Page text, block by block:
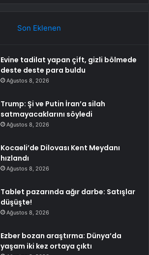
Son Eklenen
Evine tadilat yapan çift, gizli bölmede
deste deste para buldu
Ağustos 8, 2026
Trump: Şi ve Putin İran’a silah
satmayacaklarını söyledi
Ağustos 8, 2026
Kocaeli’de Dilovası Kent Meydanı
hızlandı
Ağustos 8, 2026
Tablet pazarında ağır darbe: Satışlar
düşüşte!
Ağustos 8, 2026
Ezber bozan araştırma: Dünya’da
yaşam iki kez ortaya çıktı